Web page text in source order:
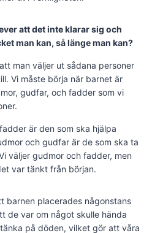
att det inte klarar sig och
man kan, så länge man kan?
man väljer ut sådana personer
Vi måste börja när barnet är
gudfar, och fadder som vi
är den som ska hjälpa
och gudfar är de som ska ta
väljer gudmor och fadder, men
var tänkt från början.
barnen placerades någonstans
de var om något skulle hända
på döden, vilket gör att våra